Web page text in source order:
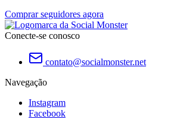
Comprar seguidores agora
Conecte-se conosco
contato@socialmonster.net
Navegação
Instagram
Facebook